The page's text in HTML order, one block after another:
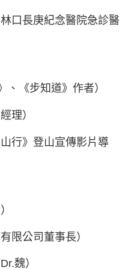
口長庚紀念醫院急診醫
、《步知道》作者）
理）
行》登山宣傳影片導
限公司董事長）
魏）